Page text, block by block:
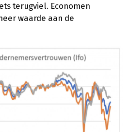
terugviel. Economen
waarde aan de